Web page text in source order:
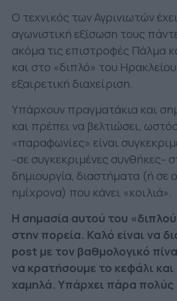
Ο τεχνικός των Αγρινιωτών
αγωνιστική εξίσωση τους
ακόμα τις επιστροφές Πάλμα
και στο «διπλό» του
εξαιρετική διαχείριση.
Υπάρχουν πραγματάκια και
και πρέπει να βελτιώσει,
«παραφωνίες» είναι
-σε συγκεκριμένες συνθήκες-
δημιουργία, διαστήματα (ή σε
ημίχρονα) που κάνει «κοιλιά».
Η σημασία αυτού του
στην πορεία. Καλό είναι να
post με τον βαθμολογικό
να κρατήσουμε το κεφάλι
χαμηλά. Υπάρχει πάρα